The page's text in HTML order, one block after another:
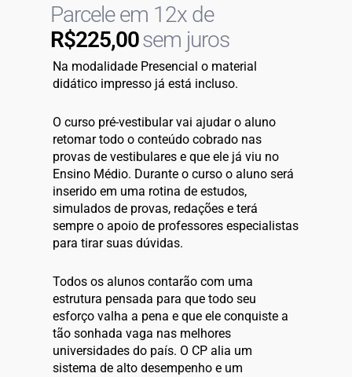
Parcele em 12x de
R$225,00sem juros
Na modalidade Presencial o material
didático impresso já está incluso.
O curso pré-vestibular vai ajudar o aluno
retomar todo o conteúdo cobrado nas
provas de vestibulares e que ele já viu no
Ensino Médio. Durante o curso o aluno será
inserido em uma rotina de estudos,
simulados de provas, redações e terá
sempre o apoio de professores especialistas
para tirar suas dúvidas.
Todos os alunos contarão com uma
estrutura pensada para que todo seu
esforço valha a pena e que ele conquiste a
tão sonhada vaga nas melhores
universidades do país. O CP alia um
sistema de alto desempenho e um